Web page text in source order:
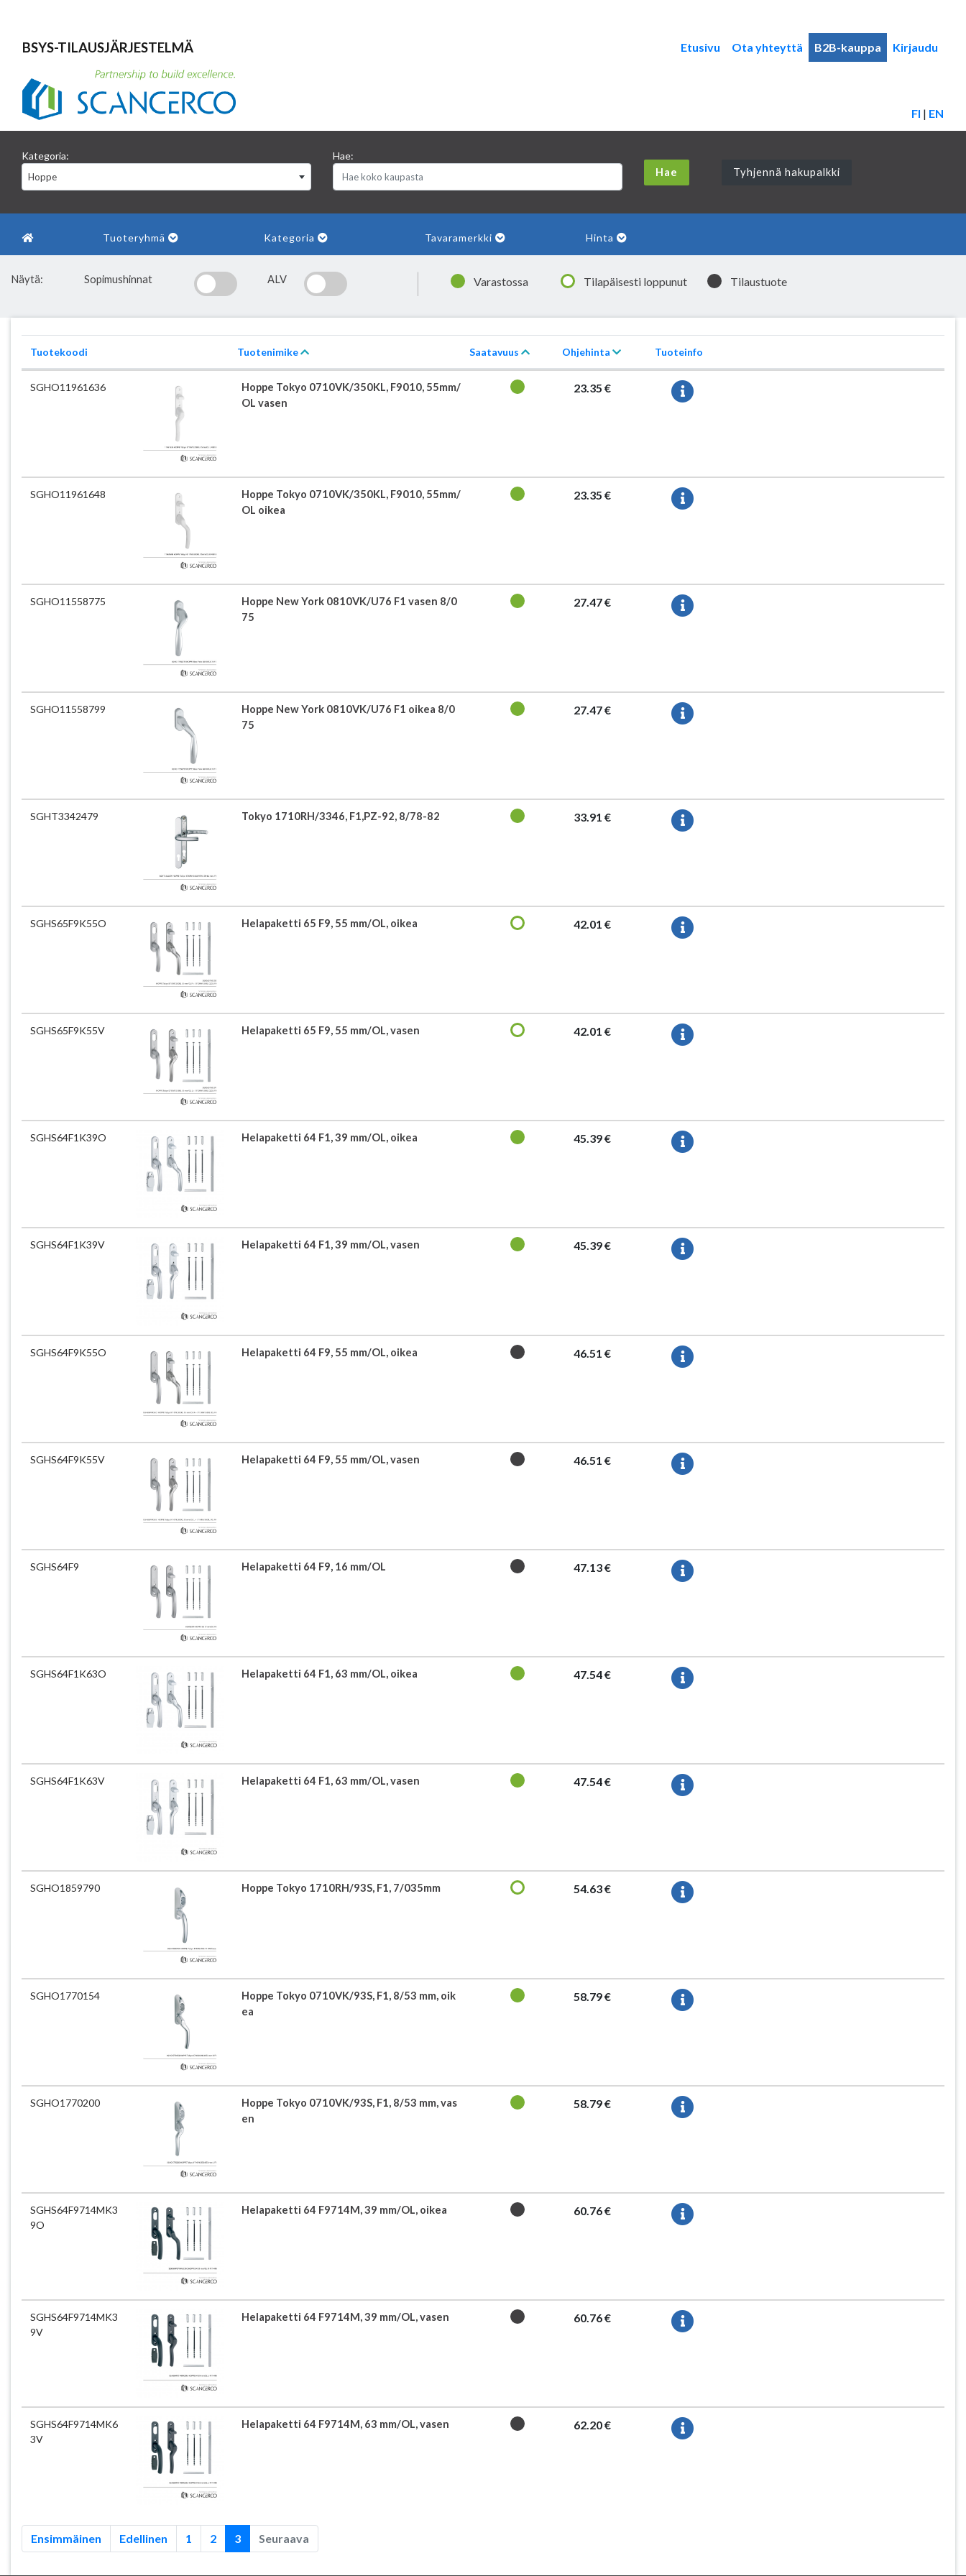
BSYS-TILAUSJÄRJESTELMÄ Etusivu Ota yhteyttä B2B-kauppa Kirjaudu
FI | EN
Kategoria:
Hoppe
Hae:
Tyhjennä hakupalkki
Tuoteryhmä Kategoria Tavaramerkki Hinta
Näytä: Sopimushinnat ALV | Varastossa Tilapäisesti loppunut Tilaustuote
Tuotekoodi Tuotenimike Saatavuus Ohjehinta Tuoteinfo
SGHO11961636
Hoppe Tokyo 0710VK/350KL, F9010, 55mm/
OL vasen
23.35 €
SGHO11961648
Hoppe Tokyo 0710VK/350KL, F9010, 55mm/
OL oikea
23.35 €
SGHO11558775
Hoppe New York 0810VK/U76 F1 vasen 8/0
75
27.47 €
SGHO11558799
Hoppe New York 0810VK/U76 F1 oikea 8/0
75
27.47 €
SGHT3342479 Tokyo 1710RH/3346, F1,PZ-92, 8/78-82 33.91 €
SGHS65F9K55O Helapaketti 65 F9, 55 mm/OL, oikea 42.01 €
SGHS65F9K55V Helapaketti 65 F9, 55 mm/OL, vasen 42.01 €
SGHS64F1K39O Helapaketti 64 F1, 39 mm/OL, oikea 45.39 €
SGHS64F1K39V Helapaketti 64 F1, 39 mm/OL, vasen 45.39 €
SGHS64F9K55O Helapaketti 64 F9, 55 mm/OL, oikea 46.51 €
SGHS64F9K55V Helapaketti 64 F9, 55 mm/OL, vasen 46.51 €
SGHS64F9 Helapaketti 64 F9, 16 mm/OL 47.13 €
SGHS64F1K63O Helapaketti 64 F1, 63 mm/OL, oikea 47.54 €
SGHS64F1K63V Helapaketti 64 F1, 63 mm/OL, vasen 47.54 €
SGHO1859790 Hoppe Tokyo 1710RH/93S, F1, 7/035mm 54.63 €
SGHO1770154
Hoppe Tokyo 0710VK/93S, F1, 8/53 mm, oik
ea
58.79 €
SGHO1770200
Hoppe Tokyo 0710VK/93S, F1, 8/53 mm, vas
en
58.79 €
SGHS64F9714MK3
9O
Helapaketti 64 F9714M, 39 mm/OL, oikea 60.76 €
SGHS64F9714MK3
9V
Helapaketti 64 F9714M, 39 mm/OL, vasen 60.76 €
SGHS64F9714MK6
3V
Helapaketti 64 F9714M, 63 mm/OL, vasen 62.20 €
Ensimmäinen Edellinen 1 2 3 Seuraava